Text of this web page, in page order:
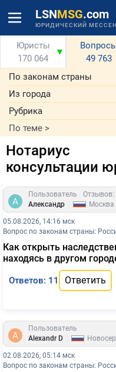
LSNMSG.com
ЮРИДИЧЕСКИЙ
Юристы
170 064
▼
49 763
По законам страны
Из города
Рубрика
По теме >
Нотариус
консультации
Пользователь
Отзывов:
Александр
Москва
05.08.2026, 14:16 мск
Вопрос по законам страны:
Как открыть
находясь в другом
Ответов: 11 Ответить
Пользователь
Alexandr D
02.08.2026, 05:14 мск
Вопрос по законам страны: